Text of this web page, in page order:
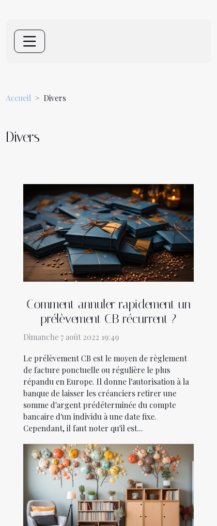
Accueil Divers
Divers
Comment annuler rapidement un
prélèvement CB récurrent ?
Dimanche 7 août 2022 19:49
Le prélèvement CB est le moyen de règlement
de facture ponctuelle ou régulière le plus
répandu en Europe. Il donne l'autorisation à la
banque de laisser les créanciers retirer une
somme d'argent prédéterminée du compte
bancaire d'un individu à une date fixe.
Cependant, il faut noter qu'il est...